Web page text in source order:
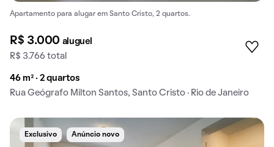
Apartamento para alugar em Santo Cristo, 2 quartos.
R$ 3.000 aluguel
R$ 3.766 total
46 m² · 2 quartos
Rua Geógrafo Milton Santos, Santo Cristo · Rio de Janeiro
Exclusivo Anúncio novo